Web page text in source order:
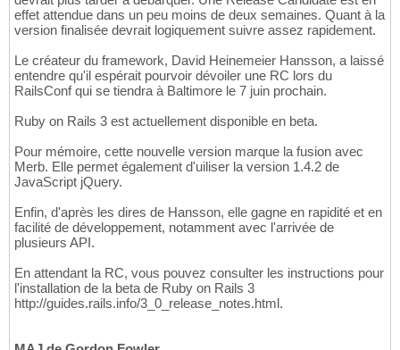
effet attendue dans un peu moins de deux semaines. Quant à la
version finalisée devrait logiquement suivre assez rapidement.
Le créateur du framework, David Heinemeier Hansson, a laissé
entendre qu'il espérait pourvoir dévoiler une RC lors du
RailsConf qui se tiendra à Baltimore le 7 juin prochain.
Ruby on Rails 3 est actuellement disponible en beta.
Pour mémoire, cette nouvelle version marque la fusion avec
Merb. Elle permet également d'uiliser la version 1.4.2 de
JavaScript jQuery.
Enfin, d'après les dires de Hansson, elle gagne en rapidité et en
facilité de développement, notamment avec l'arrivée de
plusieurs API.
En attendant la RC, vous pouvez consulter les instructions pour
l'installation de la beta de Ruby on Rails 3
http://guides.rails.info/3_0_release_notes.html.